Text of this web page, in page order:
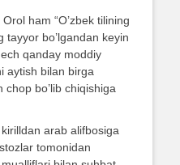
ham “O’zbek tilining
tayyor bo’lgandan keyin
qanday moddiy
aytish bilan birga
bo’lib chiqishiga
arab alifbosiga
tomonidan